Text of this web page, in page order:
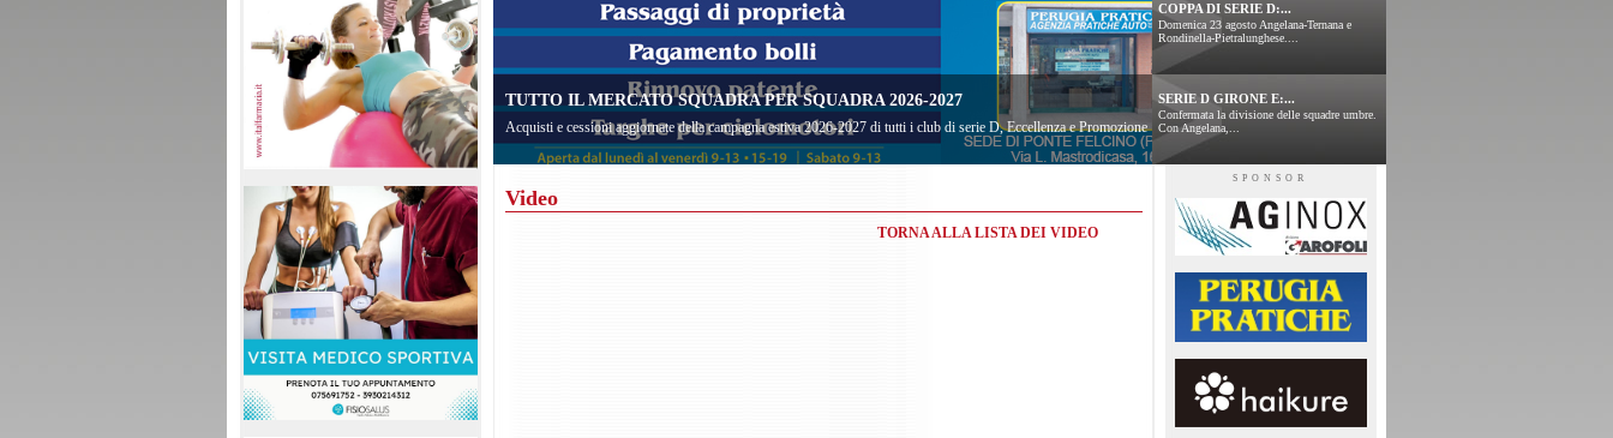
TUTTO IL MERCATO SQUADRA PER SQUADRA 2026-2027
Acquisti e cessioni aggiornate della campagna estiva 2026-2027 di tutti i club di serie D, Eccellenza e Promozione
COPPA DI SERIE D:...
Domenica 23 agosto Angelana-Ternana e
Rondinella-Pietralunghese....
SERIE D GIRONE E:...
Confermata la divisione delle squadre umbre.
Con Angelana,...
Video
TORNA ALLA LISTA DEI VIDEO
SPONSOR